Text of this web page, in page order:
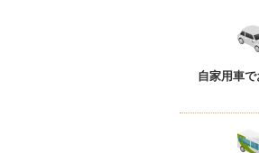
自家用車